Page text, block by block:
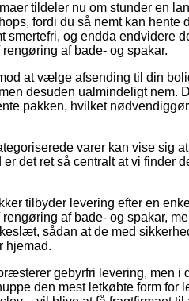
tildeler nu om stunder en
fordi du så nemt kan
smertefri, og endda endvidere
af bade- og spakar.
at vælge afsending til din
desuden ualmindeligt
pakken, hvilket
varer kan vise sig
det ret så centralt at vi finder
tilbyder levering efter en
af bade- og spakar,
sådan at de med
hjemad.
gebyrfri levering, men i
den mest letkøbte form